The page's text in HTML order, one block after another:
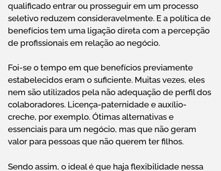
qualificado entrar ou prosseguir em um processo
seletivo reduzem consideravelmente. E a política de
benefícios tem uma ligação direta com a percepção
de profissionais em relação ao negócio.
Foi-se o tempo em que benefícios previamente
estabelecidos eram o suficiente. Muitas vezes, eles
nem são utilizados pela não adequação de perfil dos
colaboradores. Licença-paternidade e auxílio-
creche, por exemplo. Ótimas alternativas e
essenciais para um negócio, mas que não geram
valor para pessoas que não querem ter filhos.
Sendo assim, o ideal é que haja flexibilidade nessa